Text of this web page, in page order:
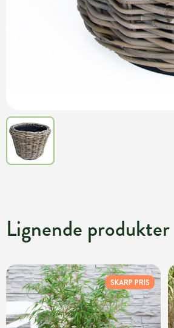
Lignende produkter
SKARP PRIS